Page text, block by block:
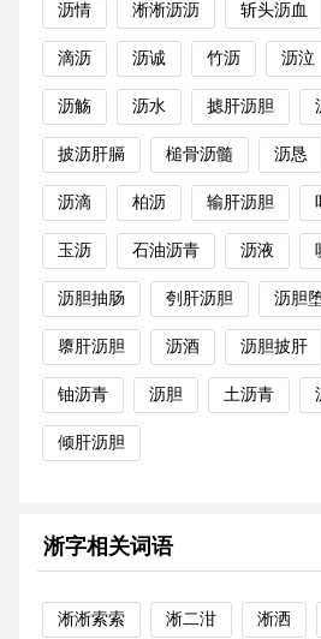
沥情 淅淅沥沥 斩头沥血
滴沥 沥诚 竹沥 沥泣
沥觞 沥水 摅肝沥胆
披沥肝膈 槌骨沥髓 沥恳
沥滴 柏沥 输肝沥胆
玉沥 石油沥青 沥液
沥胆抽肠 刳肝沥胆 沥胆
隳肝沥胆 沥酒 沥胆披肝
铀沥青 沥胆 土沥青
倾肝沥胆
淅字相关词语
淅淅索索 淅二泔 淅洒